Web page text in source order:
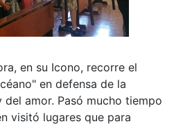
en su Icono, recorre el
en defensa de la
amor. Pasó mucho tiempo
visitó lugares que para